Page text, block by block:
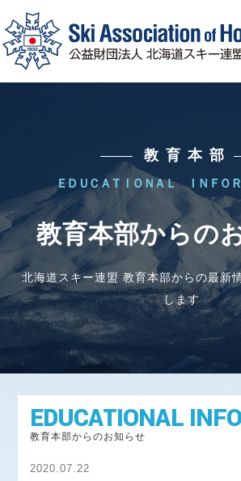
総務本部からのお知らせ
総務本部に関する各種情報
競技本部
競技本部からのお知らせ
ウィンタースポーツ選手からのメッセ
ジャンプ コンバインド クロスカント
マスターズ
教育本部
教育本部
ＥＤＵＣＡＴＩＯＮＡＬ ＩＮＦＯ
教育本部からの
北海道スキー連盟 教育本部からの最新
します
EDUCATIONAL INFO
教育本部からのお知らせ
2020.07.22